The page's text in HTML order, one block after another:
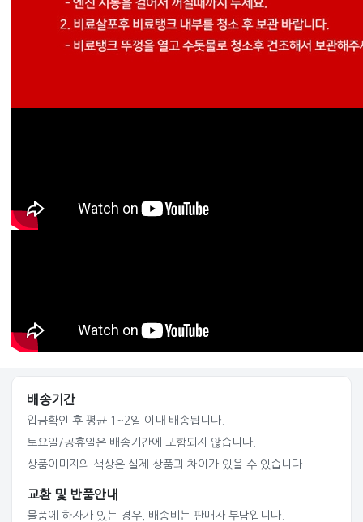
배송기간
입금확인 후 평균 1~2일 이내 배송됩니다.
토요일/공휴일은 배송기간에 포함되지 않습니다.
상품이미지의 색상은 실제 상품과 차이가 있을 수 있습니다.
교환 및 반품안내
물품에 하자가 있는 경우, 배송비는 판매자 부담입니다.